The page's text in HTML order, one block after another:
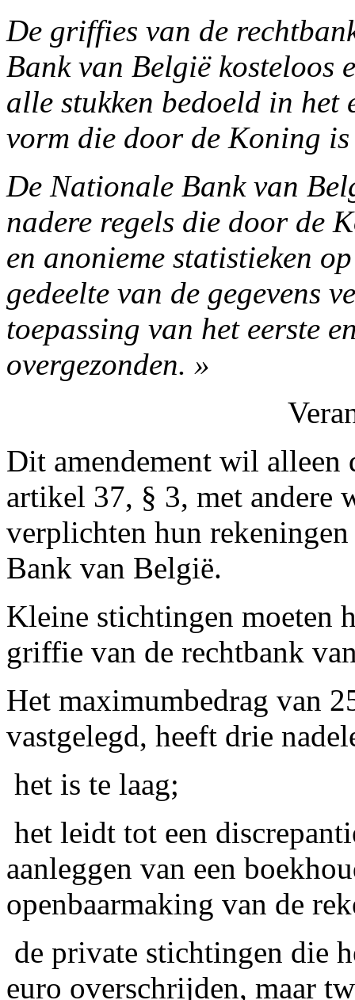
De griffies van de
Bank van België kosteloos
alle stukken bedoeld in het
vorm die door de Koning is
De Nationale Bank van
nadere regels die door de
en anonieme statistieken
gedeelte van de gegevens
toepassing van het eerste
overgezonden. »
Dit amendement wil
artikel 37, § 3, met andere
verplichten hun
Bank van België.
Kleine stichtingen moeten
griffie van de rechtbank
Het maximumbedrag van
vastgelegd, heeft drie
­ het is te laag;
het leidt tot een
aanleggen van een
openbaarmaking van de
de private stichtingen die
euro overschrijden, maar